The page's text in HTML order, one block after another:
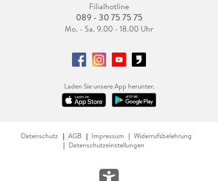
Filialhotline
089 - 30 75 75 75
Mo. - Sa. 9.00 - 18.00 Uhr
Laden Sie unsere App herunter.
Datenschutz AGB Impressum
Widerrufsbelehrung
Datenschutzeinstellungen